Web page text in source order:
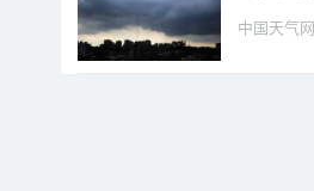
中国天气网